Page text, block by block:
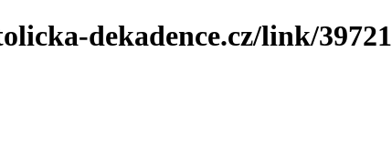
dekadence.cz/link/39721